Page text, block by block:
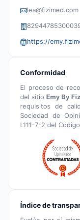
lea@fizimed.com
https://
Conformidad
El proceso de
del sitio Emy By
requisitos de
Sociedad de
L111-7-2 del
Índice de